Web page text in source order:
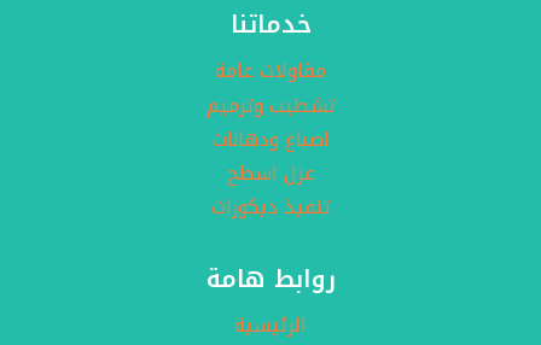
خدماتنا
مقاولات عامة
تشطيب وترميم
اصباغ ودهانات
عزل اسطح
تنفيذ ديكورات
روابط هامة
الرئيسية